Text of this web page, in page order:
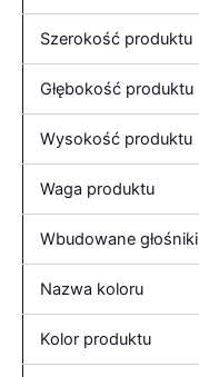
Szerokość produktu
Głębokość produktu
Wysokość produktu
Waga produktu
Wbudowane głośniki
Nazwa koloru
Kolor produktu